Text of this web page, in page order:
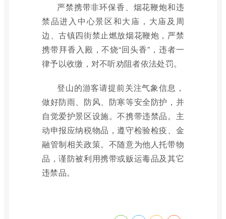
严禁携带非环保香、烟花鞭炮和违
禁品进入中心景区和大庙，大庙及周
边、古镇四街禁止燃放烟花鞭炮，严禁
携带拜香入殿，不烧“回头香”，违者一
律予以收缴，对不听劝阻者依法处罚。
登山的游客请提前关注气象信息，
做好防雨、防风、防寒等安全防护，并
自觉爱护景区设施。不携带违禁品。主
动申报应纳税物品，遵守检验检疫、金
融管制相关政策。不随意为他人托带物
品，谨防被利用携带或贩运毒品及其它
违禁品。